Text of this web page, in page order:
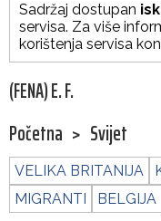
Sadržaj dostupan
servisa. Za više
korištenja servisa
(FENA) E. F.
Početna > Svijet
VELIKA BRITANIJA
MIGRANTI
BELGIJA